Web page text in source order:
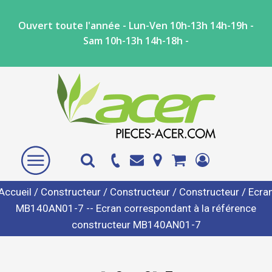
Ouvert toute l'année - Lun-Ven 10h-13h 14h-19h -
Sam 10h-13h 14h-18h -
/ Constructeur / Constructeur / Constructeur /
MB140AN01-7 -- Ecran correspondant à la référence
constructeur MB140AN01-7